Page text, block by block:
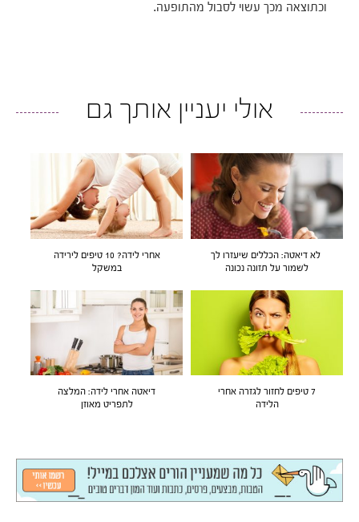
וכתוצאה מכך עשוי לסבול מהתופעה.
אולי יעניין אותך גם
לא דיאטה: הכללים שיעזרו לך
לשמור על תזונה נכונה
אחרי לידה? 10 טיפים לירידה
במשקל
7 טיפים לחזור לגזרה אחרי
הלידה
דיאטה אחרי לידה: המלצה
לתפריט מאוזן